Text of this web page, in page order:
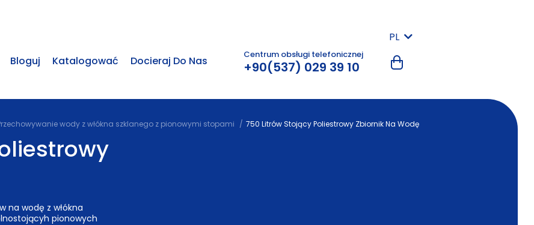
PL
Bloguj Katalogować Docieraj Do Nas Centrum obsługi telefonicznej
+90(537) 029 39 10
wody z włókna szklanego z pionowymi stopami 750 Litrów Stojący Poliestrowy Zbiornik Na Wodę
na wodę z włókna
pionowych